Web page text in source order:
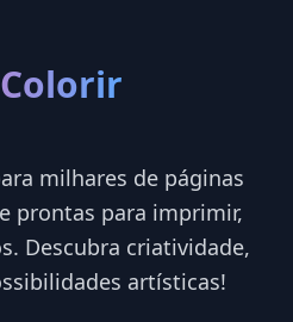
milhares de páginas
prontas para imprimir,
Descubra criatividade,
artísticas!